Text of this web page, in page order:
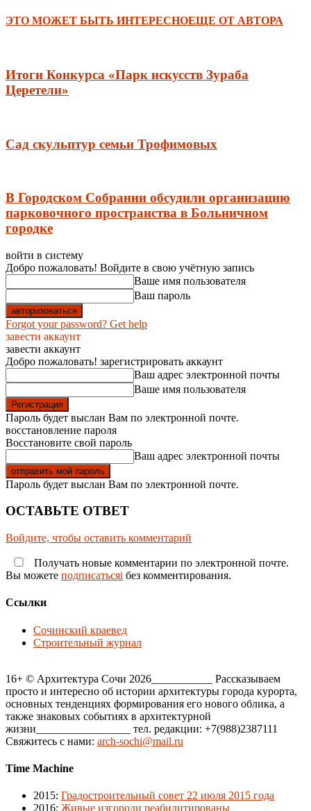
ЭТО МОЖЕТ БЫТЬ ИНТЕРЕСНОЕЩЕ ОТ АВТОРА
Итоги Конкурса «Парк искусств Зураба
Церетели»
Сад скульптур семьи Трофимовых
В Городском Собрании обсудили организацию
парковочного пространства в Больничном
городке
войти в систему
Добро пожаловать! Войдите в свою учётную запись
Ваше имя пользователя
Ваш пароль
Forgot your password? Get help
завести аккаунт
завести аккаунт
Добро пожаловать! зарегистрировать аккаунт
Ваш адрес электронной почты
Ваше имя пользователя
Пароль будет выслан Вам по электронной почте.
восстановление пароля
Восстановите свой пароль
Ваш адрес электронной почты
Пароль будет выслан Вам по электронной почте.
ОСТАВЬТЕ ОТВЕТ
Войдите, чтобы оставить комментарий
Получать новые комментарии по электронной почте.
Вы можете подписатьсяi без комментирования.
Ссылки
Сочинский краевед
Строительный журнал
16+ © Архитектура Сочи 2026___________ Рассказываем
просто и интересно об истории архитектуры города курорта,
основных тенденциях формирования его нового облика, а
также знаковых событиях в архитектурной
жизни_________________ тел. редакции: +7(988)2387111
Свяжитесь с нами: arch-sochi@mail.ru
Time Machine
2015: Градостроительный совет 22 июля 2015 года
2016: Живые изгороди реабилитированы